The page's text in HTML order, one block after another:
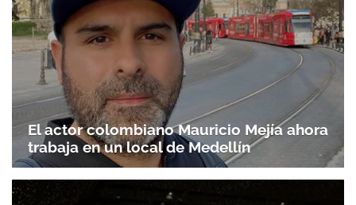
El actor colombiano Mauricio Mejía ahora
trabaja en un local de Medellín